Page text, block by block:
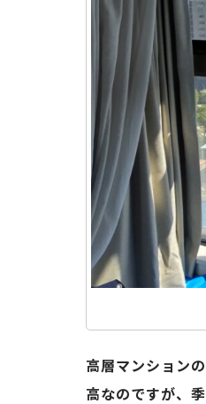
高層マンション
高なのですが、